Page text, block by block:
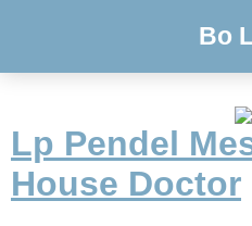
Bo
Lp Pendel
House Doctor